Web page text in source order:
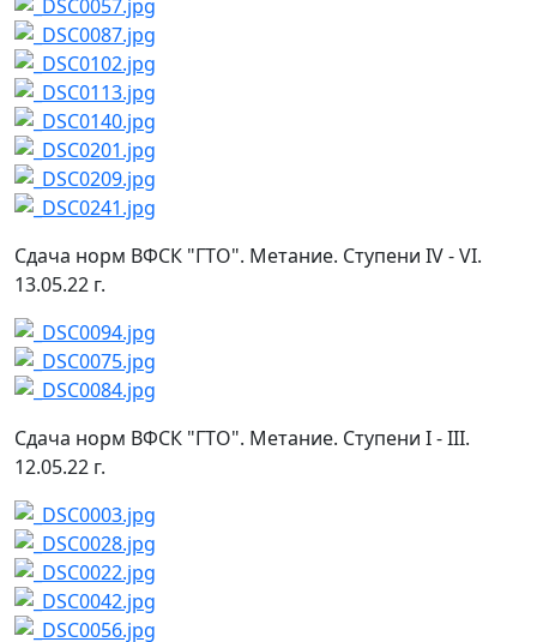
Сдача норм ВФСК "ГТО". Метание. Ступени IV - VI.
13.05.22 г.
Сдача норм ВФСК "ГТО". Метание. Ступени I - III.
12.05.22 г.